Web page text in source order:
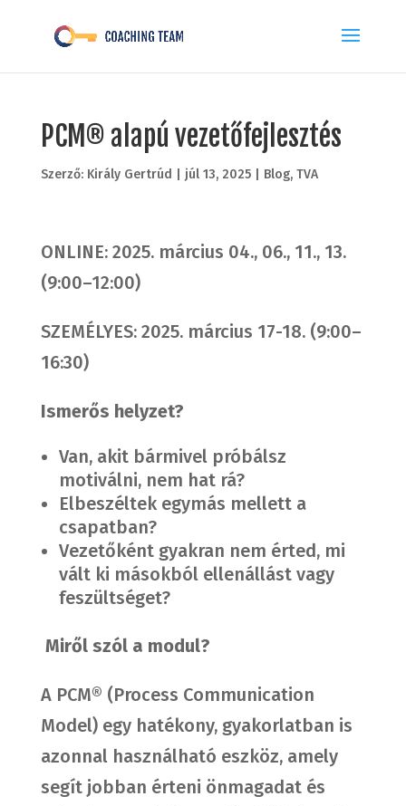
PCM® alapú vezetőfejlesztés
Szerző: Király Gertrúd júl 13, 2025| Blog, TVA
ONLINE: 2025. március 04., 06., 11., 13.
(9:00–12:00)
SZEMÉLYES: 2025. március 17-18. (9:00–
16:30)
Ismerős helyzet?
Van, akit bármivel próbálsz
motiválni, nem hat rá?
Elbeszéltek egymás mellett a
csapatban?
Vezetőként gyakran nem érted, mi
vált ki másokból ellenállást vagy
feszültséget?
Miről szól a modul?
A PCM® (Process Communication
Model) egy hatékony, gyakorlatban is
azonnal használható eszköz, amely
segít jobban érteni önmagadat és